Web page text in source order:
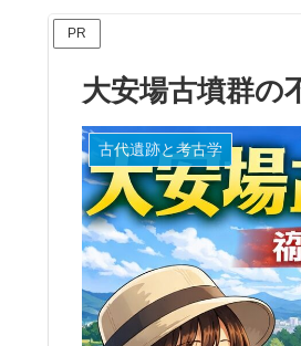
PR
大安場古墳群の
古代遺跡と考古学